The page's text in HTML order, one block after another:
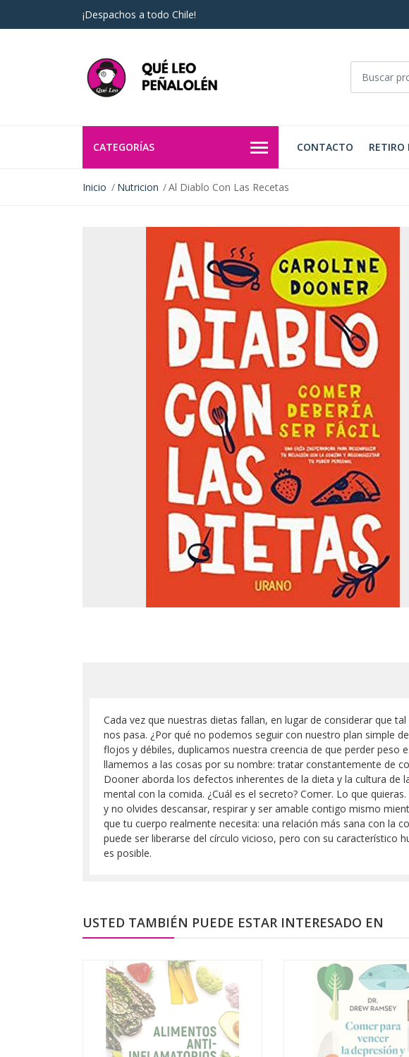
¡Despachos a todo Chile!
CATEGORÍAS CONTACTO RETIRO
Inicio Nutricion Al Diablo Con Las Recetas
Cada vez que nuestras dietas fallan, en lugar de considerar que
nos pasa. ¿Por qué no podemos seguir con nuestro plan simple
flojos y débiles, duplicamos nuestra creencia de que perder peso
llamemos a las cosas por su nombre: tratar constantemente de
Dooner aborda los defectos inherentes de la dieta y la cultura
mental con la comida. ¿Cuál es el secreto? Comer. Lo que
y no olvides descansar, respirar y ser amable contigo mismo
que tu cuerpo realmente necesita: una relación más sana con la
puede ser liberarse del círculo vicioso, pero con su característico
es posible.
USTED TAMBIÉN PUEDE ESTAR INTERESADO EN